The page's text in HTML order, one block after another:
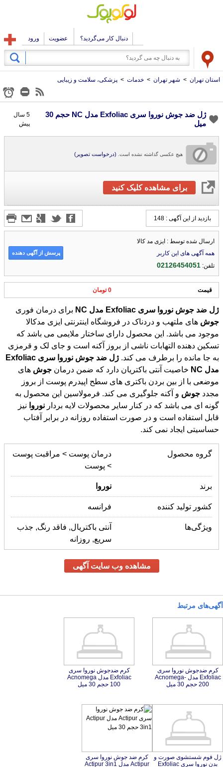
دنبال کار می‌گردید؟ عضویت ورود
استان تهران > شهر تهران > خدمات > پزشکی، سلامت و زیبایی
ژل ضد جوش نوروا سری Exfoliac مدل NC حجم 30
میل
5 سال
پیش
هیچ عکسی گذاشته نشده است. (درخواست تصویر)
برای مشاهده کلیک کنید
بازدید از این آگهی : 148
ارسال شده توسط : ایزی مد کالا
همه آگهی های این کاربر
تلفن:02126454051
پرسش از آگهی دهنده
قیمت 0 تومان
ژل ضد جوش نوروا سری Exfoliac مدل NC برای درمان فوری
جوش های ملتهب و دردناک در فروشگاه اینترنتی ایزی مدکالا
موجود می باشد. این محصول دارای ساختار ملایمی می باشد که
تسکین دهنده التهابات ناشی از بروز آکنه است و جای لک و قرمزی
به جا مانده را برطرف می کند. ژل ضد جوش نوروا سری Exfoliac
مدل NC خاصیت آنتی باکتریان دارد که ضمن درمان جوش های
موضعی با از بین بردن باکتری های سطح اپیدرم پوست از بروز
مجدد جوش و آکنه جلوگیری می کند. فرمولاسین این محصول به
گونه ای می باشد که در کنار سایر محصولات لایه بردار نوروا نیز
قابل استفاده است و در صورت استفاده روزانه در برابر آفتاب
حساسیتی ایجاد نمی کند.
گروه محصول
درمان پوست > مراقبت پوست
> پوست
برند نوروا
کشور تولید کننده فرانسه
ویژگی‌ها
آنتی باکتریال, فاقد رنگ, جذب
سریع, روزانه
مشاهده وب سایت آگهی
آگهی‌های مرتبط
کرم ضدجوش نوروا سری
Exfoliac مدل Acnomega-
200 حجم 30 میل
کرم ضدجوش نوروا سری
Exfoliac مدل Acnomega
100 حجم 30 میل
ژل فوم شستشوی صورت و
بدن نوروا سری Exfoliac
مدل Intensive حجم 200 کرم ضد جوش نوروا سری
Actipur مدل Actipur 3in1